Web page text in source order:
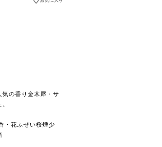
の香り金木犀・サ
・花ふぜい桜煙少